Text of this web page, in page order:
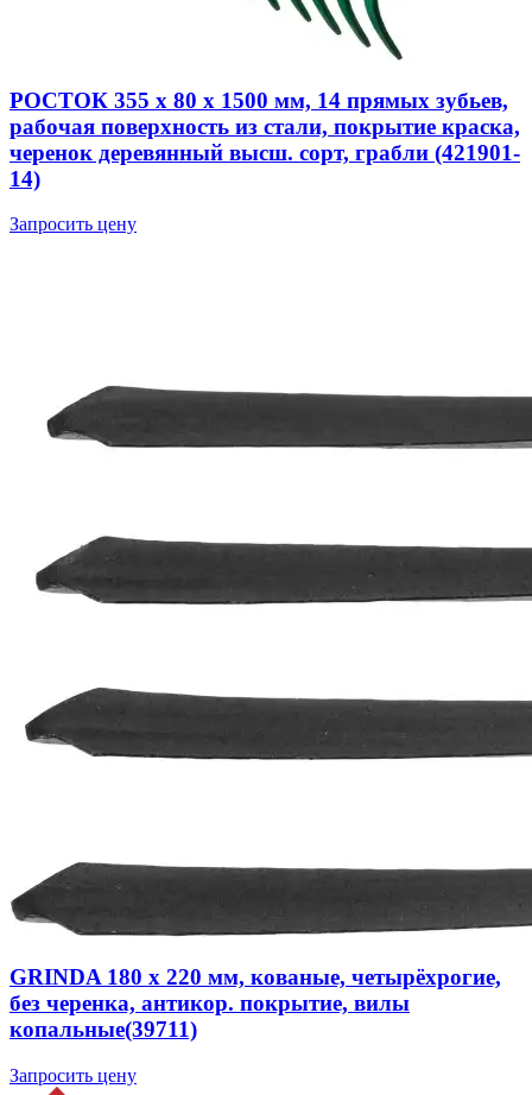
РОСТОК 355 x 80 x 1500 мм, 14 прямых зубьев,
рабочая поверхность из стали, покрытие краска,
черенок деревянный высш. сорт, грабли (421901-
14)
Запросить цену
GRINDA 180 х 220 мм, кованые, четырёхрогие,
без черенка, антикор. покрытие, вилы
копальные(39711)
Запросить цену